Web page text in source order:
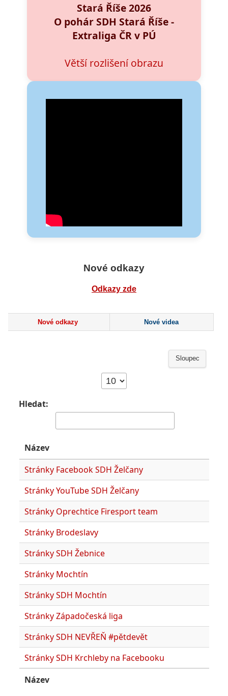
Stará Říše 2026
O pohár SDH Stará Říše -
Extraliga ČR v PÚ
Větší rozlišení obrazu
Nové odkazy
Odkazy zde
Nové odkazy Nové videa
Sloupec
Hledat:
Název
Stránky Facebook SDH Želčany
Stránky YouTube SDH Želčany
Stránky Oprechtice Firesport team
Stránky Brodeslavy
Stránky SDH Žebnice
Stránky Mochtín
Stránky SDH Mochtín
Stránky Západočeská liga
Stránky SDH NEVŘEŇ #pětdevět
Stránky SDH Krchleby na Facebooku
Název